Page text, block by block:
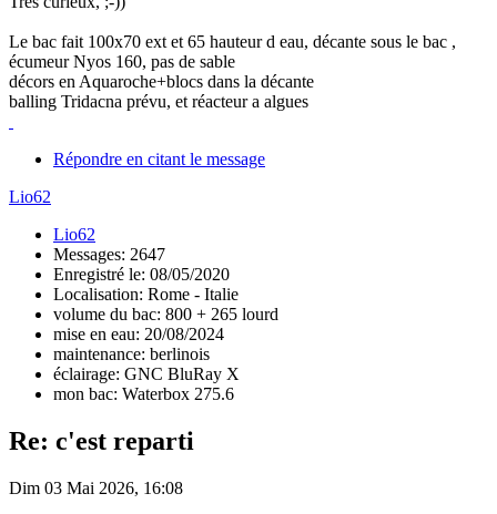
Le bac fait 100x70 ext et 65 hauteur d eau, décante sous le bac ,
écumeur Nyos 160, pas de sable
décors en Aquaroche+blocs dans la décante
balling Tridacna prévu, et réacteur a algues
Répondre en citant le message
Lio62
Lio62
Messages: 2647
Enregistré le: 08/05/2020
Localisation: Rome - Italie
volume du bac: 800 + 265 lourd
mise en eau: 20/08/2024
maintenance: berlinois
éclairage: GNC BluRay X
mon bac: Waterbox 275.6
Re: c'est reparti
Dim 03 Mai 2026, 16:08